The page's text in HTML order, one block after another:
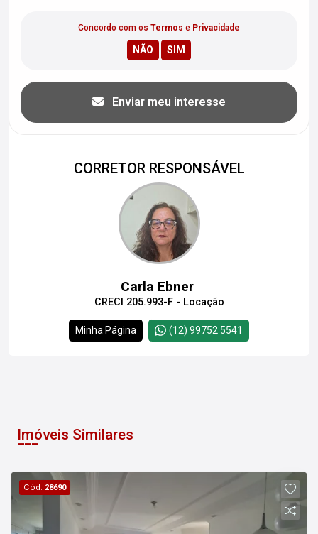
Concordo com os Termos e Privacidade
Enviar meu interesse
CORRETOR RESPONSÁVEL
Carla Ebner
CRECI 205.993-F - Locação
Minha Página (12) 99752 5541
Imóveis Similares
Cód. 28690